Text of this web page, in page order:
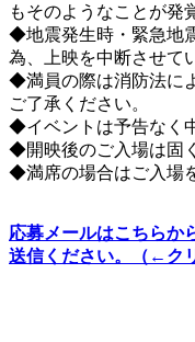
もそのようなことが発
◆地震発生時・緊急地
為、上映を中断させて
◆満員の際は消防法に
ご了承ください。
◆イベントは予告なく
◆開映後のご入場は固
◆満席の場合はご入場
応募メールはこちらか
送信ください。（←ク